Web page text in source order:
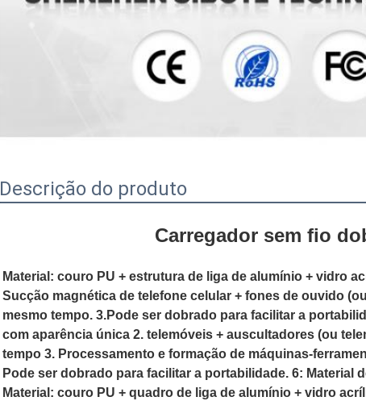
Descrição do produto
Carregador sem fio
Material: couro PU + estrutura de liga de alumínio + vidro
Sucção magnética de telefone celular + fones de ouvido
mesmo tempo. 3.Pode ser dobrado para facilitar a
com aparência única 2. telemóveis + auscultadores (ou
tempo 3. Processamento e formação de máquinas-
Pode ser dobrado para facilitar a portabilidade. 6: Material
Material: couro PU + quadro de liga de alumínio + vidro